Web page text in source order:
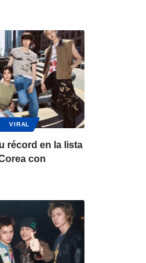
VIRAL
récord en la lista
con